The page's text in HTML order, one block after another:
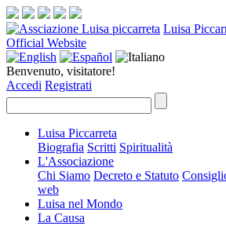
Luisa
Official Website
Benvenuto, visitatore!
Accedi Registrati
Luisa Piccarreta
Biografia Scritti Spiritualità
L'Associazione
Chi Siamo Decreto e Statuto
web
Luisa nel Mondo
La Causa